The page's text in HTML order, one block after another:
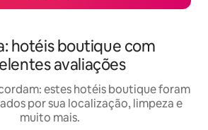
hotéis boutique com
avaliações
estes hotéis boutique foram
por sua localização, limpeza e
muito mais.